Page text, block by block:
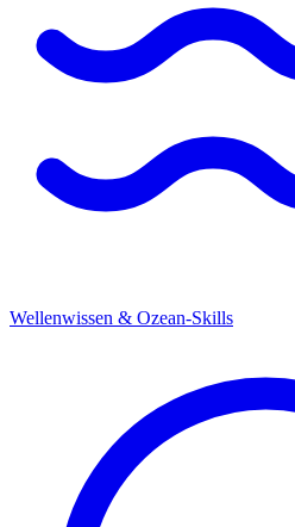
Wellenwissen & Ozean-Skills